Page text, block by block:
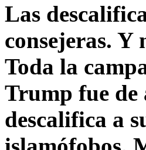
Las
consejeras. Y
Toda la
Trump fue de
descalifica a